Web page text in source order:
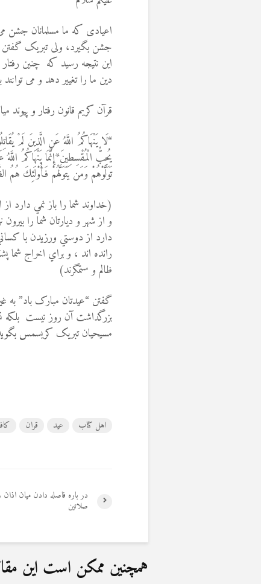
اعیادی که ما مسلمانان جشن
جشن بگیرد، ولی تبریک گفتن
این نتیجه رسید که چنین رفتار
دین ما را تغییر دهد و می
قرآن کریم قانون رفتار و
“لَا يَنْهَاكُمُ اللَّهُ عَنِ الَّذِينَ لَمْ
يُحِبُّ الْمُقْسِطِينَ*إِنَّمَا يَنْهَاكُمُ
تَوَلَّوْهُمْ وَمَن يَتَوَلَّهُمْ فَأُوْلَئِكَ هُمُ
(خداوند شما را باز نمي دارد
و از شهر و ديارتان شما را
دارد از دوستي ورزيدن با
رانده اند ، و براي اخراج شما
ظالم و ستمگرند)
گفتن “عیدتان مبارک باد” به
بزرگداشت آن روز نیست بلکه
مسیحیان تبریک کریسمس
اهل کتاب عید قران
در باره فاصله دادن میان
صلاتین
همچنین ممکن است این